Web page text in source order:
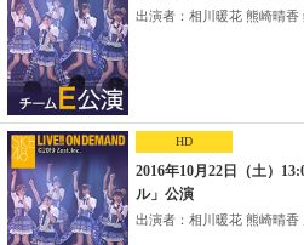
出演者：相川暖花 熊崎晴香
HD
2016年10月22日（土）
ル」公演
出演者：相川暖花 熊崎晴香